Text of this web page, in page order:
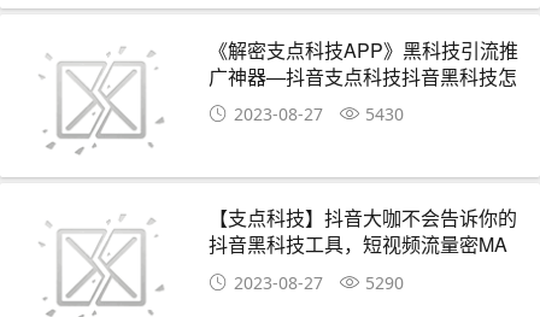
《解密支点科技APP》黑科技引流推
广神器—抖音支点科技抖音黑科技怎
么样？
2023-08-27 5430
【支点科技】抖音大咖不会告诉你的
抖音黑科技工具，短视频流量密MA
2023-08-27 5290